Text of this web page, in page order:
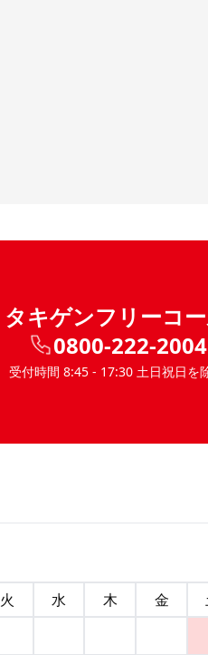
タキゲンフリーコ
0800-222-2004
受付時間 8:45 - 17:30 土日祝日を
火 水 木 金